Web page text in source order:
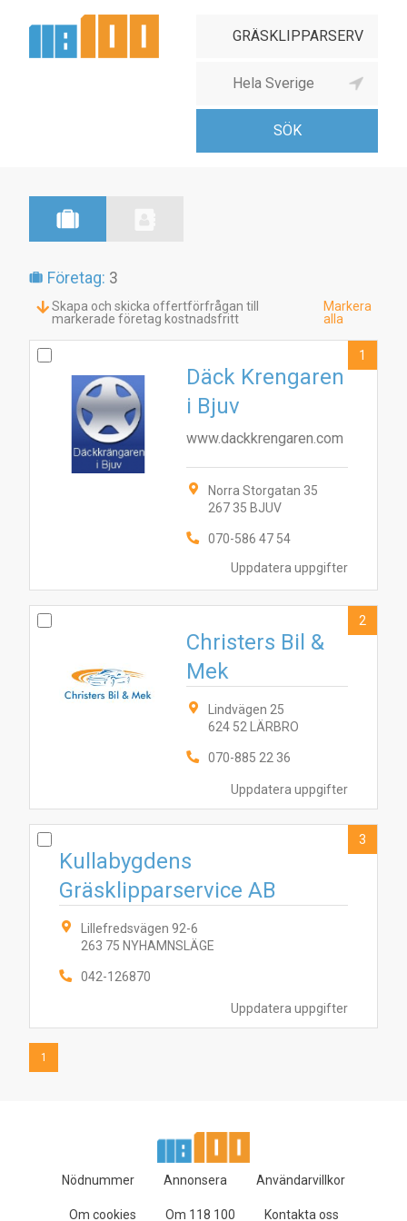
Företag: 3
Skapa och skicka offertförfrågan till
markerade företag kostnadsfritt
Markera
alla
Uppdatera uppgifter
Däck Krengaren
i Bjuv
www.dackkrengaren.com
Norra Storgatan 35
267 35 BJUV
070-586 47 54
1
Uppdatera uppgifter
Christers Bil &
Mek
Lindvägen 25
624 52 LÄRBRO
070-885 22 36
2
Uppdatera uppgifter
Kullabygdens
Gräsklipparservice AB
Lillefredsvägen 92-6
263 75 NYHAMNSLÄGE
042-126870
3
1
Nödnummer Annonsera Användarvillkor
Om cookies Om 118 100 Kontakta oss